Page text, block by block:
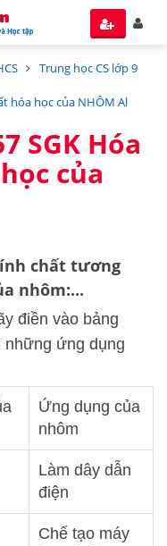
Trung học CS lớp 9
hóa học của NHÔM Al
SGK Hóa
của
chất tương
nhôm:...
điền vào bảng
ứng dụng
Ứng dụng của
nhôm
Làm dây dẫn
điện
Chế tạo máy